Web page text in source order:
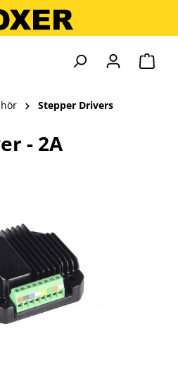
Stepper Drivers
- 2A